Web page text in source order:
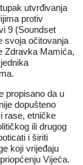
utvrđivanja
protiv
9 (Soundset
svoja očitovanja
Zdravka Mamića,
propisano da u
dopušteno
rase, etničke
ili drugog
i širiti
koji vrijeđaju
Vijeća.